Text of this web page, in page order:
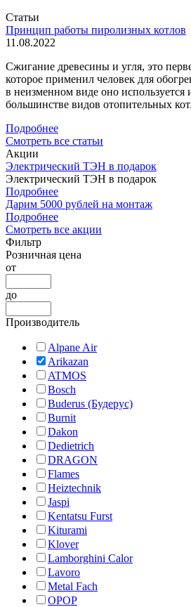
Статьи
Принцип работы пиролизных котлов
11.08.2022
Сжигание древесины и угля, это
которое применил человек для
в неизменном виде оно используется
большинстве видов отопительных
Подробнее
Смотреть все статьи
Акции
Электрический ТЭН в подарок
Электрический ТЭН в подарок
Подробнее
Дарим 5000 рублей на монтаж
Подробнее
Смотреть все акции
Фильтр
Розничная цена
от
до
Производитель
Alpane Air
Arikazan
ATMOS
Bosch
Buderus (Будерус)
Burnit
Dakon
Dedietrich
DRAGON
Flames
Heiztechnik
Jaspi
Kentatsu Furst
Kiturami
Klover
Lamborghini Calor
Lavoro
Metal Fach
OPOP